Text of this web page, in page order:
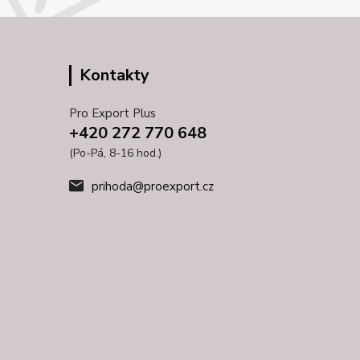
Kontakty
Pro Export Plus
+420 272 770 648
(Po-Pá, 8-16 hod.)
prihoda@proexport.cz